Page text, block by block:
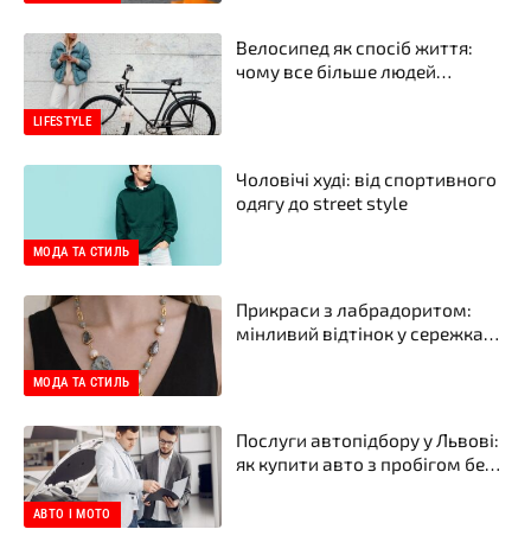
LIFESTYLE
Велосипед як спосіб життя:
чому все більше людей
МОДА ТА СТИЛЬ
Чоловічі худі: від спортивного
одягу до street style
МОДА ТА СТИЛЬ
Прикраси з лабрадоритом:
мінливий відтінок у сережках і
АВТО І МОТО
Послуги автопідбору у Львові:
як купити авто з пробігом без